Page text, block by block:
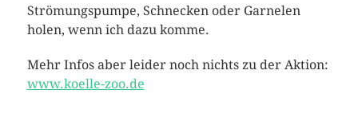
Strömungspumpe, Schnecken oder Garnelen
holen, wenn ich dazu komme.
Mehr Infos aber leider noch nichts zu der Aktion:
www.koelle-zoo.de